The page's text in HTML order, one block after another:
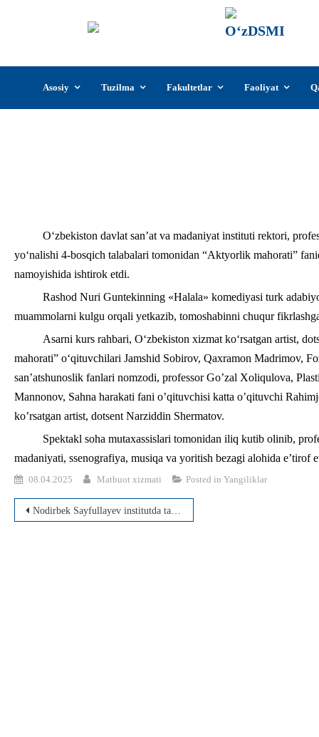
content
Asosiy Tuzilma Fakultetlar Faoliyat
О‘zbekiston davlat san’at va madaniyat instituti rektori,
yo‘nalishi 4-bosqich talabalari tomonidan “Aktyorlik mahorati”
namoyishida ishtirok etdi.
Rashod Nuri Guntekinning «Halala» komediyasi turk
muammolarni kulgu orqali yetkazib, tomoshabinni chuqur
Asarni kurs rahbari, O‘zbekiston xizmat ko‘rsatgan artist,
mahorati” o‘qituvchilari Jamshid Sobirov, Qaxramon Madrimov,
san’atshunoslik fanlari nomzodi, professor Go’zal Xoliqulova,
Mannonov, Sahna harakati fani o’qituvchisi katta o’qituvchi
ko’rsatgan artist, dotsent Narziddin Shermatov.
Spektakl soha mutaxassislari tomonidan iliq kutib olinib,
madaniyati, ssenografiya, musiqa va yoritish bezagi alohida e’tirof
08.04.2025 Matbuot xizmati Posted in Yangiliklar
Post
Nodirbek Sayfullayev institutda tahsil olayotgan iqtidorli talaba-yoshlar, xususan, talabalar o‘quv orkestri jamoasi vakillari bilan uchrashdi.